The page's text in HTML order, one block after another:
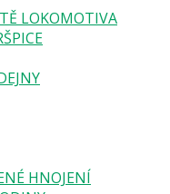
LOKOMOTIVA
HNOJENÍ